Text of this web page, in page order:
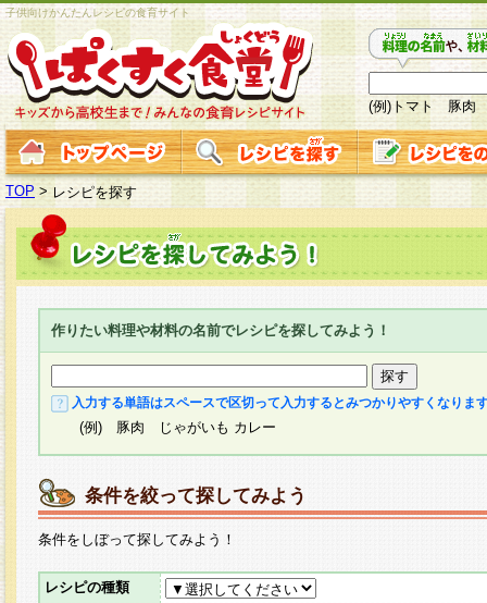
子供向けかんたんレシピの食育サイト
(例)トマト 豚肉
TOP > レシピを探す
作りたい料理や材料の名前でレシピを探してみよう！
入力する単語はスペースで区切って入力するとみつかりやすくなりま
(例) 豚肉 じゃがいも カレー
条件を絞って探してみよう
条件をしぼって探してみよう！
レシピの種類